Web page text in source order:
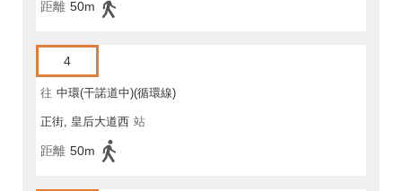
距離 50m
4
往 中環(干諾道中)(循環線)
正街, 皇后大道西 站
距離 50m